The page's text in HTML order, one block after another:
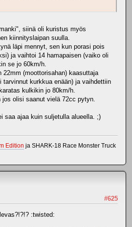
siinä oli kuristus myös
kiinnityslaipan suulla.
läpi mennyt, sen kun porasi pois
ja vaihtoi 14 hamapaisen (vaiko oli
se jo 60km/h.
22mm (moottorisahan) kaasuttaja
tarvinnut kurkkua enään) ja vaihdettiin
kulkikin jo 80km/h.
olisi saanut vielä 72cc pytyn.
saa ajaa kuin suljetulla alueella. ;)
Edition ja SHARK-18 Race Monster Truck
#625
:twisted: